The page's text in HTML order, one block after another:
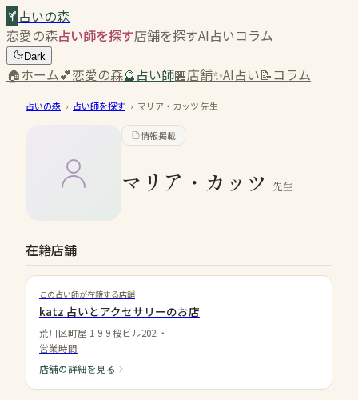
占いの森
恋愛の森占い師を探す店舗を探すAI占いコラム
Dark
🏠ホーム💕恋愛の森🔮占い師🏪店舗✨AI占い📝コラム
占いの森 › 占い師を探す › マリア・カッツ先生
情報掲載
マリア・カッツ 先生
在籍店舗
この占い師が在籍する店舗
katz 占いとアクセサリーのお店
荒川区町屋 1-9-9 桜ビル202 ・
営業時間
店舗の詳細を見る